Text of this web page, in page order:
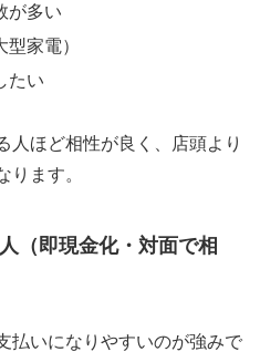
が多い
家電）
たい
人ほど相性が良く、店頭より
ります。
（即現金化・対面で相
払いになりやすいのが強みで